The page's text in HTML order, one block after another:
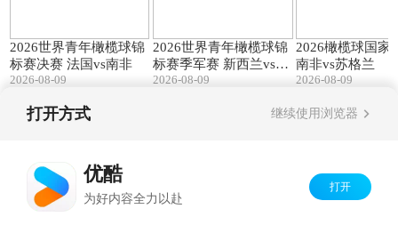
2026世界青年橄榄球锦
标赛决赛 法国vs南非
2026-08-09
2026世界青年橄榄球锦
标赛季军赛 新西兰vs英
格兰
2026-08-09
2026橄榄球国家
南非vs苏格兰
2026-08-09
打开方式 继续使用浏览器
优酷
为好内容全力以赴
打开